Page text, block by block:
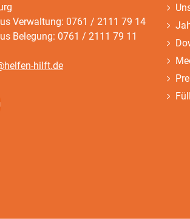
Verwaltung: 0761 / 2111 79 14
Belegung: 0761 / 2111 79 11
hilft.de